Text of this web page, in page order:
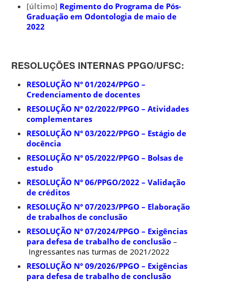
[último] Regimento do Programa de Pós-
Graduação em Odontologia de maio de
2022
RESOLUÇÕES INTERNAS PPGO/UFSC:
RESOLUÇÃO N° 01/2024/PPGO –
Credenciamento de docentes
RESOLUÇÃO N° 02/2022/PPGO – Atividades
complementares
RESOLUÇÃO N° 03/2022/PPGO – Estágio de
docência
RESOLUÇÃO N° 05/2022/PPGO – Bolsas de
estudo
RESOLUÇÃO N° 06/PPGO/2022 – Validação
de créditos
RESOLUÇÃO N° 07/2023/PPGO – Elaboração
de trabalhos de conclusão
RESOLUÇÃO N° 07/2024/PPGO – Exigências
para defesa de trabalho de conclusão –
Ingressantes nas turmas de 2021/2022
RESOLUÇÃO N° 09/2026/PPGO – Exigências
para defesa de trabalho de conclusão